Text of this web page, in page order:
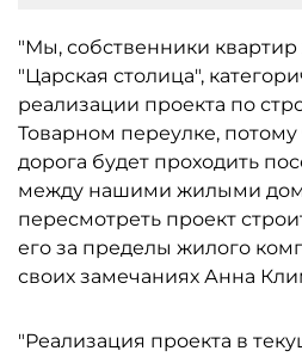
"Мы, собственники
"Царская столица",
реализации проекта по
Товарном переулке,
дорога будет проходить
между нашими жилыми
пересмотреть проект
его за пределы жилого
своих замечаниях Анна
"Реализация проекта в